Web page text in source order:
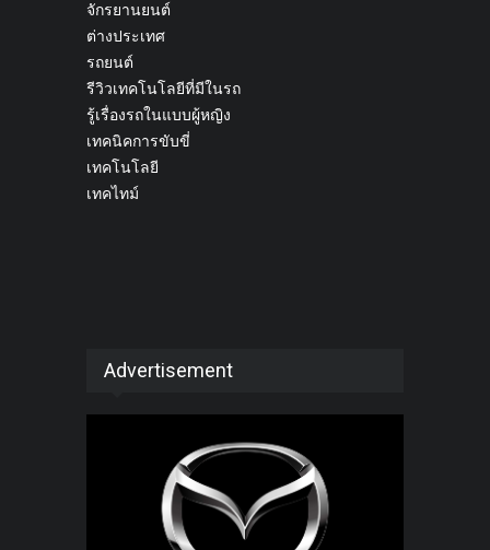
จักรยานยนต์
ต่างประเทศ
รถยนต์
รีวิวเทคโนโลยีที่มีในรถ
รู้เรื่องรถในแบบผู้หญิง
เทคนิคการขับขี่
เทคโนโลยี
เทคไทม์
Advertisement